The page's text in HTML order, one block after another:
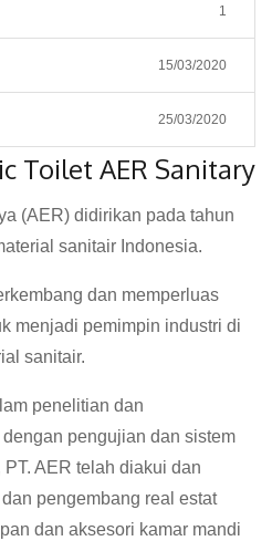
1
15/03/2020
25/03/2020
Toilet AER Sanitary
(AER) didirikan pada tahun
sanitair Indonesia.
dan memperluas
menjadi pemimpin industri di
sanitair.
penelitian dan
pengujian dan sistem
AER telah diakui dan
pengembang real estat
dan aksesori kamar mandi